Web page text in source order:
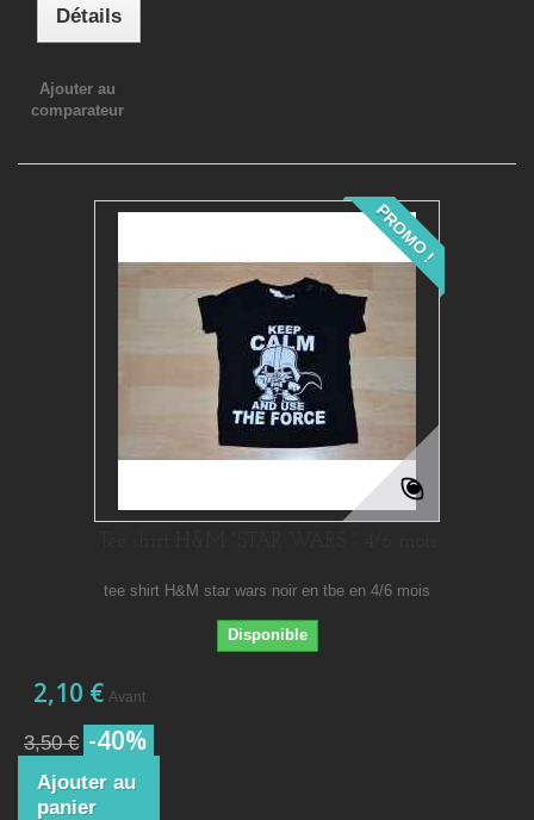
Détails
Ajouter au
comparateur
PROMO !
tee shirt H&M star wars noir en tbe en 4/6 mois
Disponible
2,10 € Avant
3,50 € -40%
Ajouter au
panier